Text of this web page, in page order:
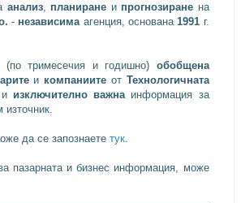
анализ, планиране и прогнозиране на
- независимаагенция, основана1991 г.
(по тримесечия и годишно) обобщена
и компаниите от Технологичната
изключително важнаинформация за
източник.
да се запознаете тук.
пазарната и бизнес информация, може